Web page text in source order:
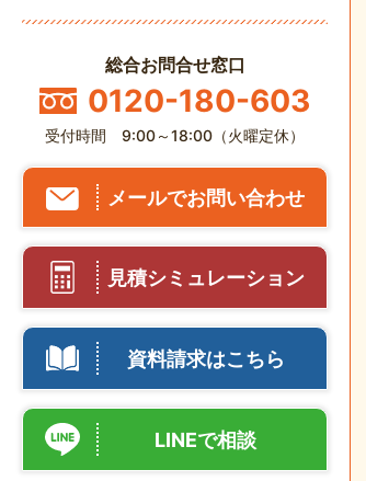
総合お問合せ窓口
0120-180-603
受付時間 9:00～18:00（火曜定休）
メールでお問い合わせ
見積シミュレーション
資料請求はこちら
LINEで相談